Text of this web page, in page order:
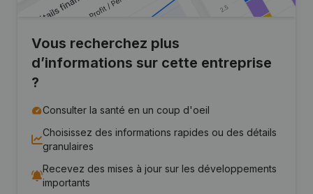
Vous recherchez plus
d’informations sur cette entreprise
?
Consulter la santé en un coup d'oeil
Choisissez des informations rapides ou des détails
granulaires
Recevez des mises à jour sur les développements
importants